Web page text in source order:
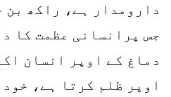
دارومدار ہے، راکھ بن
جس پرانسانی عظمت کا
دماغ کے اوپر انسان
اوپر ظلم کرتا ہے،